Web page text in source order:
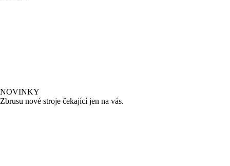
NOVINKY
Zbrusu nové stroje čekající jen na vás.